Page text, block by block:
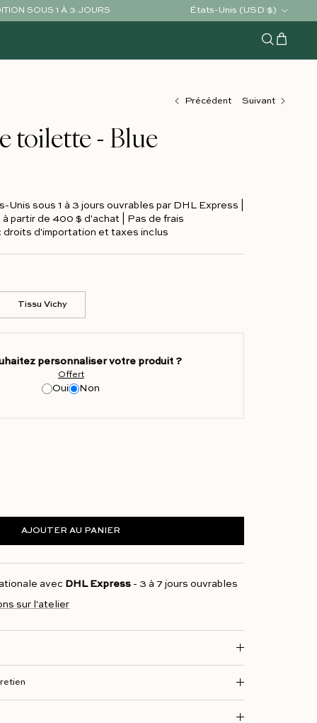
SOUS 1 À 3 JOURS
Pays/Région
États-Unis (USD $)
Recherche
Chariot
Précédent Suivant
toilette - Blue
Unis sous 1 à 3 jours ouvrables par DHL Express |
partir de 400 $ d'achat | Pas de frais
droits d'importation et taxes inclus
Tissu Vichy
personnaliser votre produit ?
Offert
Oui Non
AJOUTER AU PANIER
avec DHL Express - 3 à 7 jours ouvrables
sur l'atelier